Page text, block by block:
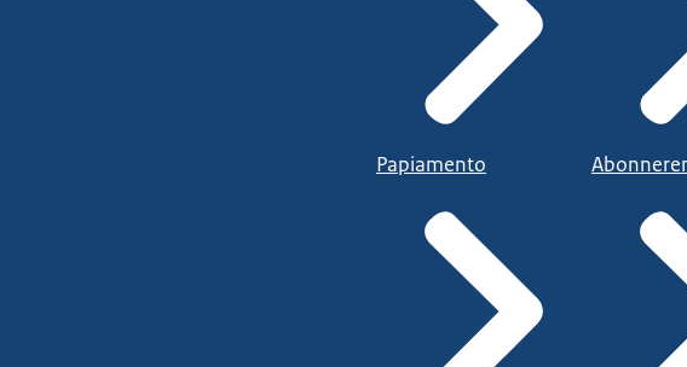
Papiamento